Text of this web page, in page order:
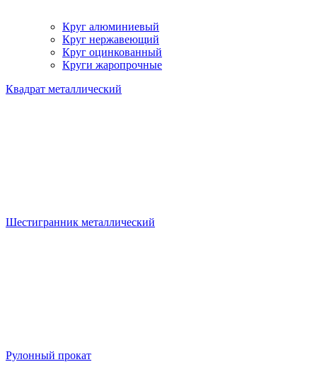
Круг алюминиевый
Круг нержавеющий
Круг оцинкованный
Круги жаропрочные
Квадрат металлический
Шестигранник металлический
Рулонный прокат